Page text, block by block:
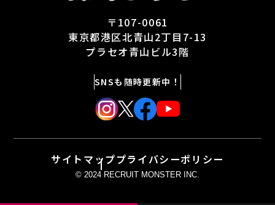
〒107-0061
東京都港区北青山2丁目7-13
プラセオ青山ビル3階
SNSも随時更新中！
© 2024 RECRUIT MONSTER INC.
サイトマッププライバシーポリシー